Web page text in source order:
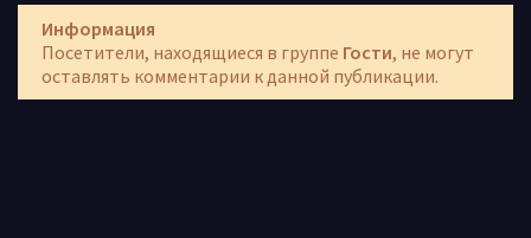
Информация
Посетители, находящиеся в группе Гости, не могут
оставлять комментарии к данной публикации.